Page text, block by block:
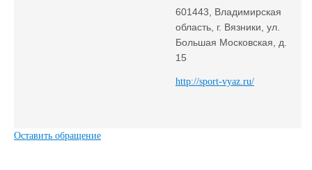
601443, Владимирская
область, г. Вязники, ул.
Большая Московская, д.
15
http://sport-vyaz.ru/
Оставить обращение